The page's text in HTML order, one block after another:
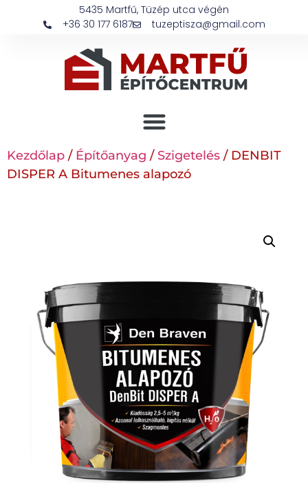
5435 Martfű, Tüzép utca végén
+36 30 177 6187
tuzeptisza@gmail.com
Kezdőlap / Építőanyag / Szigetelés / DENBIT
DISPER A Bitumenes alapozó